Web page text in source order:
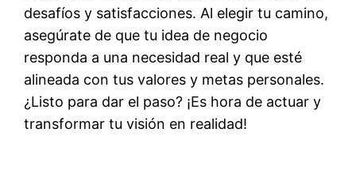
desafíos y satisfacciones. Al elegir tu camino,
asegúrate de que tu idea de negocio
responda a una necesidad real y que esté
alineada con tus valores y metas personales.
¿Listo para dar el paso? ¡Es hora de actuar y
transformar tu visión en realidad!